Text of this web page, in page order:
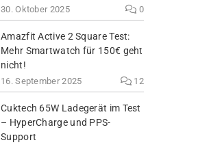
30. Oktober 2025 0
Amazfit Active 2 Square Test:
Mehr Smartwatch für 150€ geht
nicht!
16. September 2025 12
Cuktech 65W Ladegerät im Test
– HyperCharge und PPS-
Support